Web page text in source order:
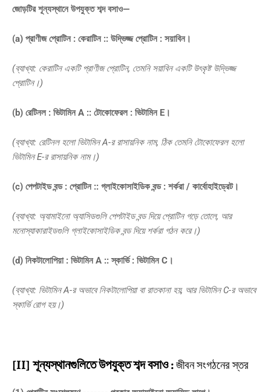
জোড়টির শূন্যস্থানে উপযুক্ত শব্দ বসাও—
(a) প্রাণীজ প্রোটিন : কেরাটিন :: উদ্ভিজ্জ প্রোটিন : সয়াবিন।
(ব্যাখ্যা: কেরাটিন একটি প্রাণীজ প্রোটিন, তেমনি সয়াবিন একটি উৎকৃষ্ট উদ্ভিজ্জ
প্রোটিন।)
(b) রেটিনল : ভিটামিন A :: টোকোফেরল : ভিটামিন E।
(ব্যাখ্যা: রেটিনল হলো ভিটামিন A-র রাসায়নিক নাম, ঠিক তেমনি টোকোফেরল হলো
ভিটামিন E-র রাসায়নিক নাম।)
(c) পেপটাইড বন্ড : প্রোটিন :: গ্লাইকোসাইডিক বন্ড : শর্করা / কার্বোহাইড্রেট।
(ব্যাখ্যা: অ্যামাইনো অ্যাসিডগুলি পেপটাইড বন্ড দিয়ে প্রোটিন গড়ে তোলে, আর
মনোস্যাকারাইডগুলি গ্লাইকোসাইডিক বন্ড দিয়ে শর্করা গঠন করে।)
(d) নিকটালোপিয়া : ভিটামিন A :: স্কার্ভি : ভিটামিন C।
(ব্যাখ্যা: ভিটামিন A-র অভাবে নিকটালোপিয়া বা রাতকানা হয়, আর ভিটামিন C-র অভাবে
স্কার্ভি রোগ হয়।)
[II] শূন্যস্থানগুলিতে উপযুক্ত শব্দ বসাও :জীবন সংগঠনের স্তর